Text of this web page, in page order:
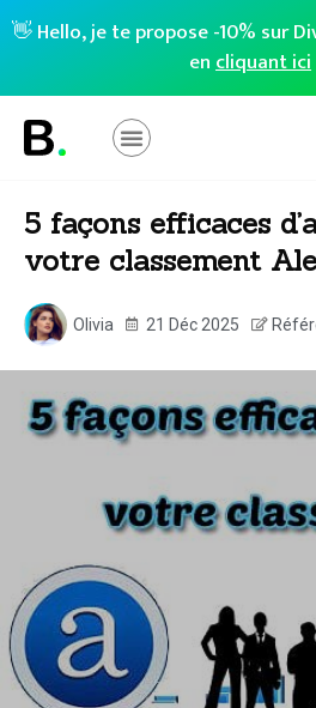
👋 Hello, je te propose -10% sur
encliquant ici
5 façons efficaces
votre classement
Olivia 21 Déc 2025